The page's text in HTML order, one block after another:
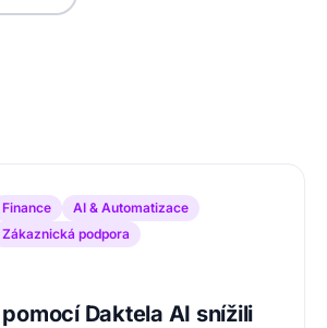
Finance
AI & Automatizace
Zákaznická podpora
Daktela AI snížili